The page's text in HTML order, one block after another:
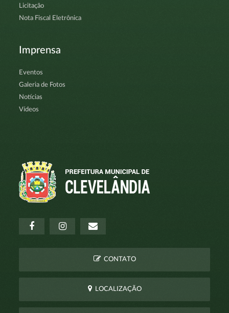
Licitação
Nota Fiscal Eletrônica
Imprensa
Eventos
Galeria de Fotos
Notícias
Vídeos
CONTATO
LOCALIZAÇÃO